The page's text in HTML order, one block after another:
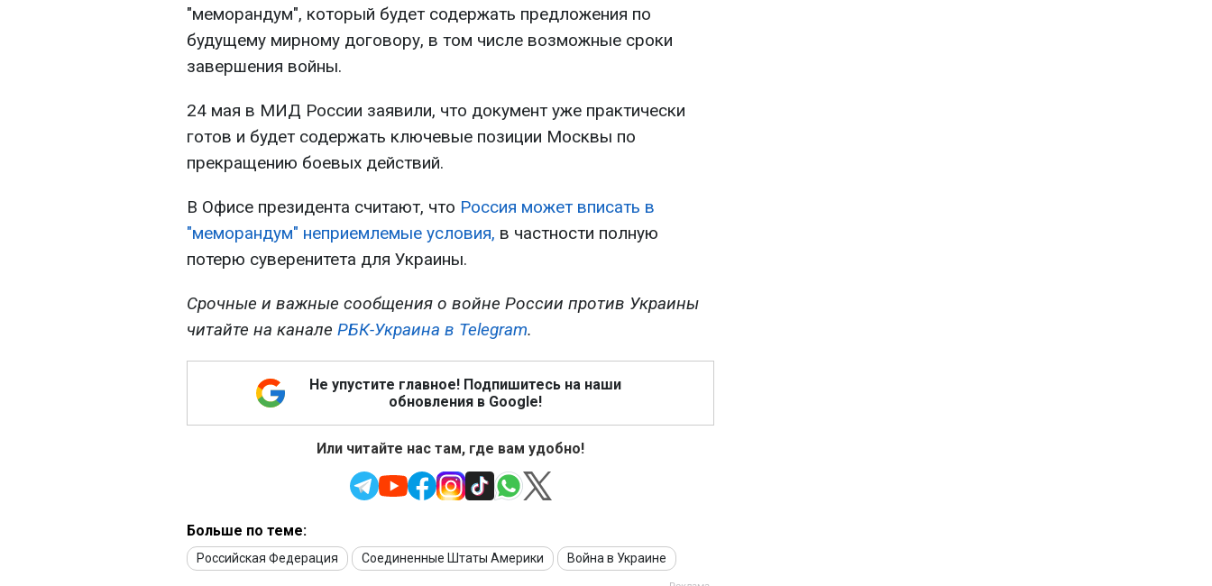
"меморандум", который будет содержать предложения по
будущему мирному договору, в том числе возможные сроки
завершения войны.
24 мая в МИД России заявили, что документ уже практически
готов и будет содержать ключевые позиции Москвы по
прекращению боевых действий.
В Офисе президента считают, что Россия может вписать в
"меморандум" неприемлемые условия, в частности полную
потерю суверенитета для Украины.
Срочные и важные сообщения о войне России против Украины
читайте на канале РБК-Украина в Telegram.
Не упустите главное! Подпишитесь на наши
обновления в Google!
Или читайте нас там, где вам удобно!
Больше по теме:
Российская Федерация Соединенные Штаты Америки Война в Украине